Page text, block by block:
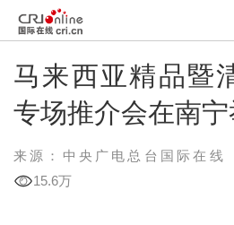
马来西亚精品暨
专场推介会在南
来源：中央广电总台国际在线
15.6万